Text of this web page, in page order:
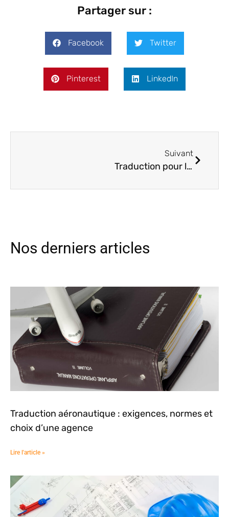
Partager sur :
Facebook Twitter
Pinterest LinkedIn
Suivant
Traduction pour l’architecture : dans le respect de l’art et des formes
Nos derniers articles
Traduction aéronautique : exigences, normes et
choix d’une agence
Lire l'article »